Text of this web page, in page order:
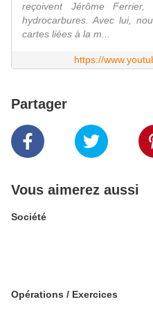
reçoivent Jérôme
hydrocarbures. Avec lui,
cartes liées à la m...
https://
Partager
Vous aimerez aussi
Société
Opérations / Exercices